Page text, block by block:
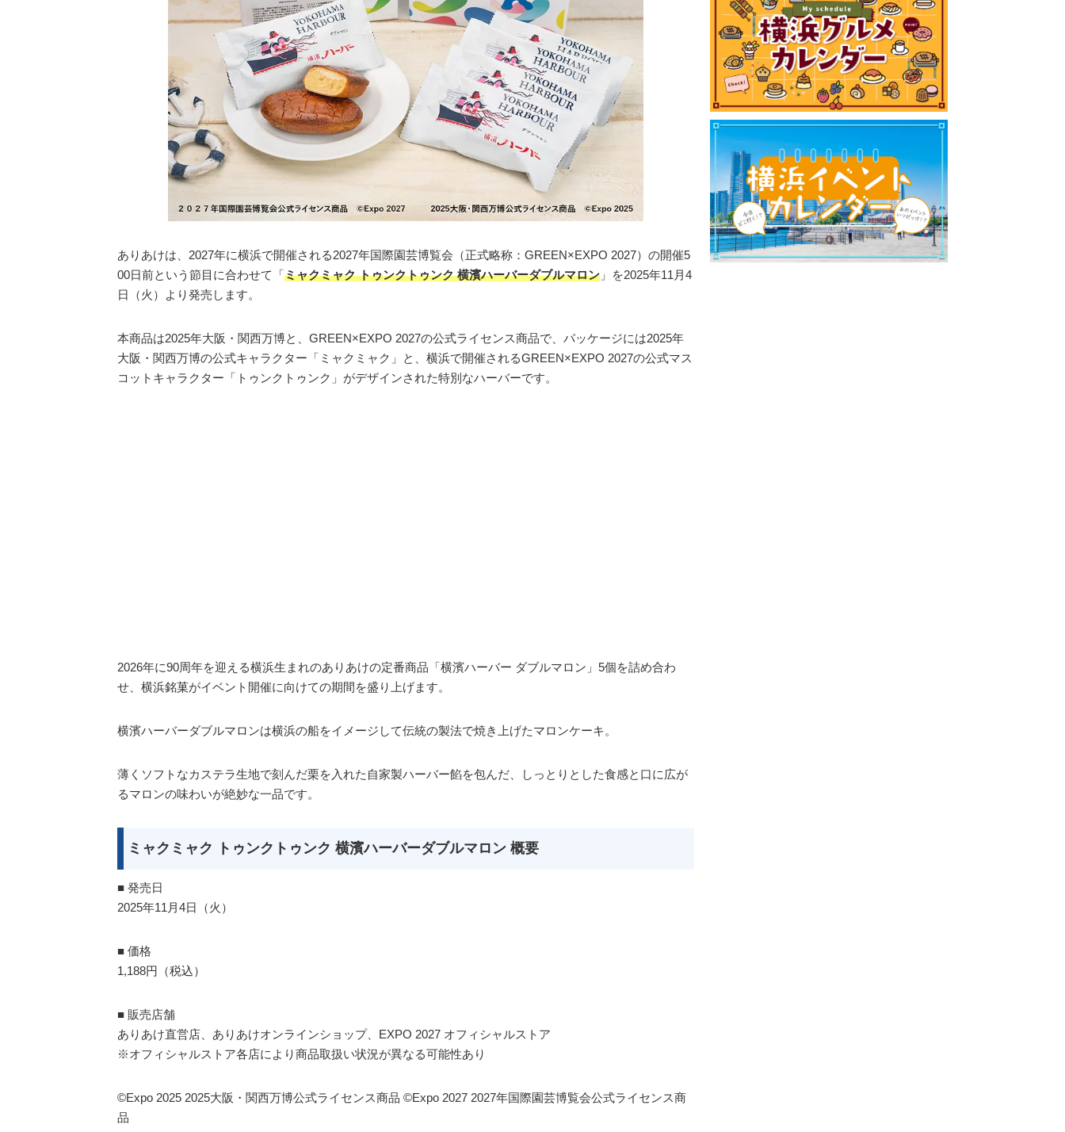
ありあけは、2027年に横浜で開催される2027年国際園芸博覧会（正式略称：GREEN×EXPO 2027）の開催5
00日前という節目に合わせて「ミャクミャク トゥンクトゥンク 横濱ハーバーダブルマロン 」を2025年11月4
日（火）より発売します。
本商品は2025年大阪・関西万博と、GREEN×EXPO 2027の公式ライセンス商品で、パッケージには2025年
大阪・関西万博の公式キャラクター「ミャクミャク」と、横浜で開催されるGREEN×EXPO 2027の公式マス
コットキャラクター「トゥンクトゥンク」がデザインされた特別なハーバーです。
2026年に90周年を迎える横浜生まれのありあけの定番商品「横濱ハーバー ダブルマロン」5個を詰め合わ
せ、横浜銘菓がイベント開催に向けての期間を盛り上げます。
横濱ハーバーダブルマロンは横浜の船をイメージして伝統の製法で焼き上げたマロンケーキ。
薄くソフトなカステラ生地で刻んだ栗を入れた自家製ハーバー餡を包んだ、しっとりとした食感と口に広が
るマロンの味わいが絶妙な一品です。
ミャクミャク トゥンクトゥンク 横濱ハーバーダブルマロン 概要
■ 発売日
2025年11月4日（火）
■ 価格
1,188円（税込）
■ 販売店舗
ありあけ直営店、ありあけオンラインショップ、EXPO 2027 オフィシャルストア
※オフィシャルストア各店により商品取扱い状況が異なる可能性あり
©Expo 2025 2025大阪・関西万博公式ライセンス商品 ©Expo 2027 2027年国際園芸博覧会公式ライセンス商
品